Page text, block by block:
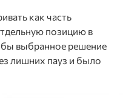
как часть
позицию в
выбранное решение
лишних пауз и было